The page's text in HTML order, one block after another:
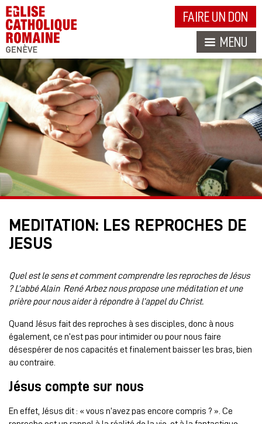
FAIRE UN DON
MENU
MEDITATION: LES REPROCHES DE
JESUS
Quel est le sens et comment comprendre les reproches de Jésus
? L’abbé Alain René Arbez nous propose une méditation et une
prière pour nous aider à répondre à l’appel du Christ.
Quand Jésus fait des reproches à ses disciples, donc à nous
également, ce n’est pas pour intimider ou pour nous faire
désespérer de nos capacités et finalement baisser les bras, bien
au contraire.
Jésus compte sur nous
En effet, Jésus dit : « vous n’avez pas encore compris ? ». Ce